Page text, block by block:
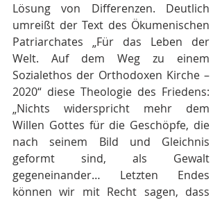
Lösung von Differenzen. Deutlich
umreißt der Text des Ökumenischen
Patriarchates „Für das Leben der
Welt. Auf dem Weg zu einem
Sozialethos der Orthodoxen Kirche –
2020“ diese Theologie des Friedens:
„Nichts widerspricht mehr dem
Willen Gottes für die Geschöpfe, die
nach seinem Bild und Gleichnis
geformt sind, als Gewalt
gegeneinander… Letzten Endes
können wir mit Recht sagen, dass